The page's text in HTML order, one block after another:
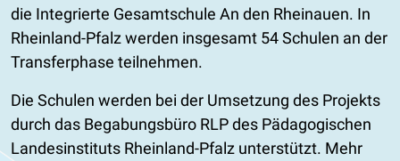
die Integrierte Gesamtschule An den Rheinauen. In
Rheinland-Pfalz werden insgesamt 54 Schulen an der
Transferphase teilnehmen.
Die Schulen werden bei der Umsetzung des Projekts
durch das Begabungsbüro RLP des Pädagogischen
Landesinstituts Rheinland-Pfalz unterstützt. Mehr